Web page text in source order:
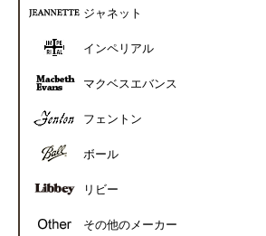
ジャネット
インペリアル
マクベスエバンス
フェントン
ボール
リビー
その他のメーカー